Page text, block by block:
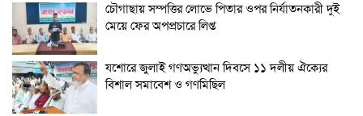
চৌগাছায় সম্পত্তির লোভে পিতার ওপর নির্যাতনকারী দুই
মেয়ে ফের অপপ্রচারে লিপ্ত
যশোরে জুলাই গণঅভ্যুত্থান দিবসে ১১ দলীয় ঐক্যের
বিশাল সমাবেশ ও গণমিছিল